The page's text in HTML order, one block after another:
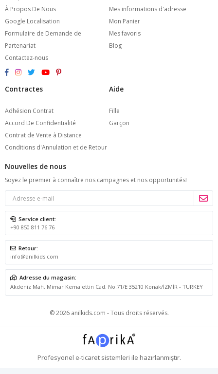
À Propos De Nous
Google Localisation
Formulaire de Demande de
Partenariat
Contactez-nous
Mes informations d'adresse
Mon Panier
Mes favoris
Blog
Contractes
Adhésion Contrat
Accord De Confidentialité
Contrat de Vente à Distance
Conditions d'Annulation et de Retour
Aide
Fille
Garçon
Nouvelles de nous
Soyez le premier à connaître nos campagnes et nos opportunités!
Service client:
+90 850 811 76 76
Retour:
info@anilkids.com
Adresse du magasin:
Akdeniz Mah. Mimar Kemalettin Cad. No:71/E 35210 Konak/İZMİR - TURKEY
© 2026 anilkids.com - Tous droits réservés.
Profesyonel e-ticaretsistemleri ile hazırlanmıştır.